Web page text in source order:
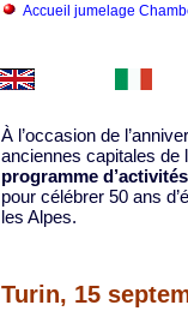
Accueil jumelage
À l’occasion de
anciennes capitales de
programme d’activités
pour célébrer 50 ans
les Alpes.
Turin, 15